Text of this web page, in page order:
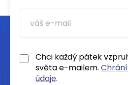
Chci každý pátek
světa e-mailem.
údaje.